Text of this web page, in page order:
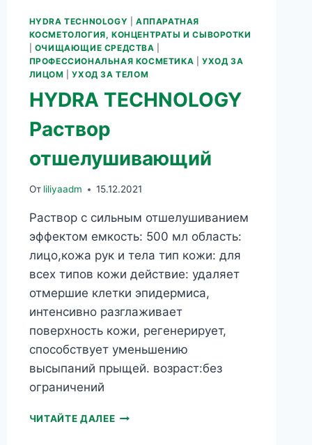
HYDRA TECHNOLOGY
АППАРАТНАЯ
КОСМЕТОЛОГИЯ, КОНЦЕНТРАТЫ И СЫВОРОТКИ
ОЧИЩАЮЩИЕ СРЕДСТВА
ПРОФЕССИОНАЛЬНАЯ КОСМЕТИКА
УХОД ЗА
ЛИЦОМ |УХОД ЗА ТЕЛОМ
HYDRA TECHNOLOGY
Раствор
отшелушивающий
От liliyaadm 15.12.2021
Раствор с сильным отшелушиванием
эффектом емкость: 500 мл область:
лицо,кожа рук и тела тип кожи: для
всех типов кожи действие: удаляет
отмершие клетки эпидермиса,
интенсивно разглаживает
поверхность кожи, регенерирует,
способствует уменьшению
высыпаний прыщей. возраст:без
ограничений
ЧИТАЙТЕ ДАЛЕЕHYDRA